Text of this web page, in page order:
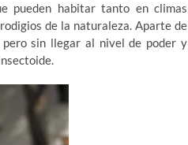
pueden habitar tanto en climas
de la naturaleza. Aparte de
pero sin llegar al nivel de poder y